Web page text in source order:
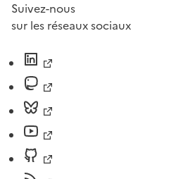
Suivez-nous
sur les réseaux sociaux